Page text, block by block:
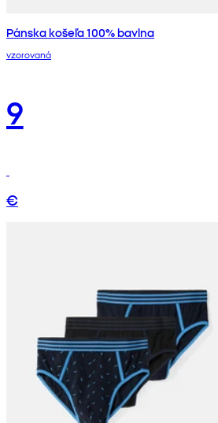
Pánska košeľa 100% bavlna
vzorovaná
9
€